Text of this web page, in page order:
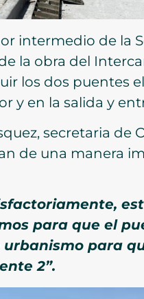
intermedio de la
la obra del
los dos puentes
y en la salida y
secretaria
de una manera
para que el
para
2”.